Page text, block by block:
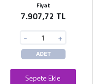
Fiyat
7.907,72 TL
- +
ADET
Sepete Ekle